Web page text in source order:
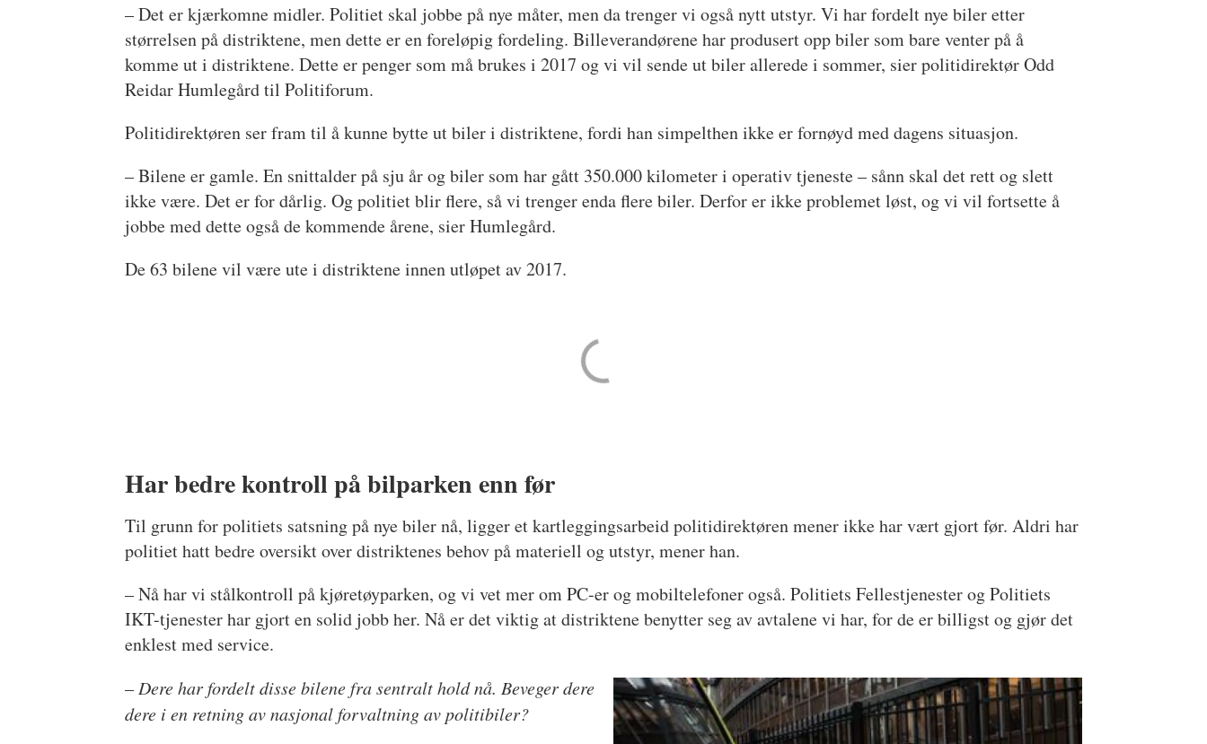
– Det er kjærkomne midler. Politiet skal jobbe på nye måter, men da trenger vi også nytt utstyr. Vi har fordelt nye biler etter
størrelsen på distriktene, men dette er en foreløpig fordeling. Billeverandørene har produsert opp biler som bare venter på å
komme ut i distriktene. Dette er penger som må brukes i 2017 og vi vil sende ut biler allerede i sommer, sier politidirektør Odd
Reidar Humlegård til Politiforum.
Politidirektøren ser fram til å kunne bytte ut biler i distriktene, fordi han simpelthen ikke er fornøyd med dagens situasjon.
– Bilene er gamle. En snittalder på sju år og biler som har gått 350.000 kilometer i operativ tjeneste – sånn skal det rett og slett
ikke være. Det er for dårlig. Og politiet blir flere, så vi trenger enda flere biler. Derfor er ikke problemet løst, og vi vil fortsette å
jobbe med dette også de kommende årene, sier Humlegård.
De 63 bilene vil være ute i distriktene innen utløpet av 2017.
Har bedre kontroll på bilparken enn før
Til grunn for politiets satsning på nye biler nå, ligger et kartleggingsarbeid politidirektøren mener ikke har vært gjort før. Aldri har
politiet hatt bedre oversikt over distriktenes behov på materiell og utstyr, mener han.
– Nå har vi stålkontroll på kjøretøyparken, og vi vet mer om PC-er og mobiltelefoner også. Politiets Fellestjenester og Politiets
IKT-tjenester har gjort en solid jobb her. Nå er det viktig at distriktene benytter seg av avtalene vi har, for de er billigst og gjør det
enklest med service.
–Dere har fordelt disse bilene fra sentralt hold nå. Beveger dere
dere i en retning av nasjonal forvaltning av politibiler?